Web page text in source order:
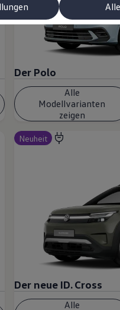
Der Polo
Alle
Modellvarianten
zeigen
Neuheit
Der neue ID. Cross
Alle